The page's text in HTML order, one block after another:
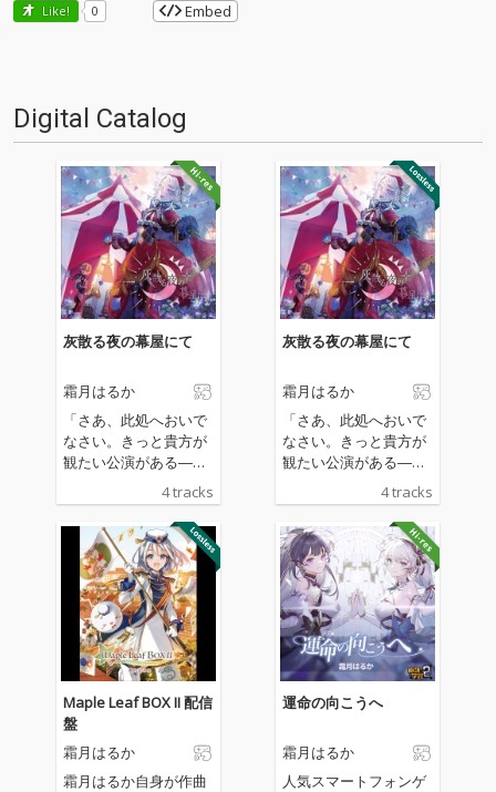
Like! 0 Embed
Digital Catalog
灰散る夜の幕屋にて
霜月はるか
「さあ、此処へおいで
なさい。きっと貴方が
観たい公演がある―
―」 魔花に魂を蝕ま
れた幻想患者の症例を
記す『アリエスの花想
録（カルテ）』 正体
不明の通称：幻想サー
カスに関する事例――
4 tracks
灰散る夜の幕屋にて
霜月はるか
「さあ、此処へおいで
なさい。きっと貴方が
観たい公演がある―
―」 魔花に魂を蝕ま
れた幻想患者の症例を
記す『アリエスの花想
録（カルテ）』 正体
不明の通称：幻想サー
カスに関する事例――
4 tracks
Maple Leaf BOX II 配信
盤
霜月はるか
霜月はるか自身が作曲
運命の向こうへ
霜月はるか
人気スマートフォンゲ